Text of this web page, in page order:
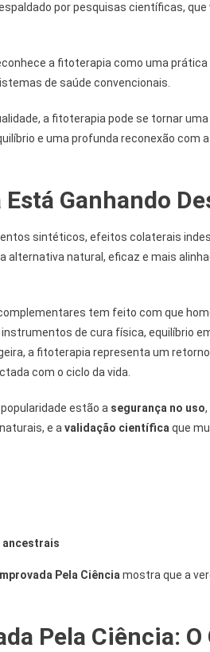
por pesquisas científicas,
a fitoterapia como uma prática
de saúde convencionais.
a fitoterapia pode se tornar
e uma profunda reconexão com
Ganhando
sintéticos, efeitos colaterais
alternativa natural, eficaz e mais
tem feito com que
de cura física, equilíbrio
a fitoterapia representa um
com o ciclo da vida.
estão a segurança no uso
e avalidação científicaque
ancestrais
Pela Ciênciamostra que a
Pela Ciência: O